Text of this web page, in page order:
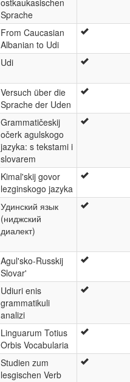
ostkaukasischen
Sprache
From Caucasian
Albanian to Udi
Udi
Versuch über die
Sprache der Uden
Grammatičeskij
očerk agulskogo
jazyka: s tekstami i
slovarem
Kimal'skij govor
lezginskogo jazyka
Удинский язык
(ниджский
диалект)
Agul'sko-Russkij
Slovar'
Udiuri enis
grammatikuli
analizi
Linguarum Totius
Orbis Vocabularia
Studien zum
lesgischen Verb